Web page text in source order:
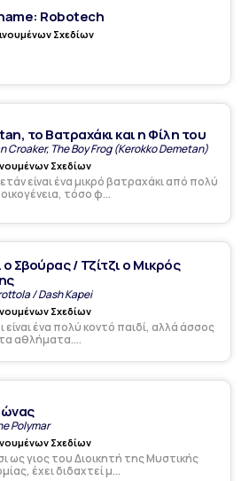
Robotech
Σχεδίων
το Βατραχάκι και η Φίλη του
Croaker, The Boy Frog (Kerokko Demetan)
Σχεδίων
είναι ένα μικρό βατραχάκι από πολύ
τόσο φ...
ο Σβούρας / Τζίτζι ο Μικρός
/ Dash Kapei
Σχεδίων
είναι ένα πολύ κοντό παιδί, αλλά άσσος
αθλήματα....
Polymar
Σχεδίων
ως γιος του Διοικητή της Μυστικής
έχει διδαχτεί μ...